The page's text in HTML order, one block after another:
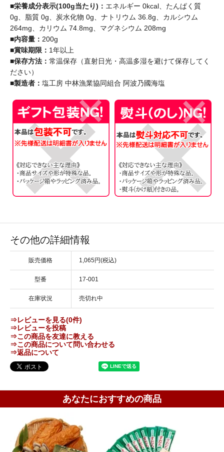
■栄養成分表示(100g当たり)： エネルギー 0kcal、たんぱく質
0g、脂質 0g、炭水化物 0g、ナトリウム 36.8g、カルシウム
264mg、カリウム 74.8mg、マグネシウム 208mg
■内容量： 200g
■賞味期限： 1年以上
■保存方法： 常温保存（直射日光・高温多湿を避けて保存してく
ださい）
■製造者： 塩工房 中林漁業協同組合 阿波乃國海塩
その他の詳細情報
販売価格 1,065円(税込)
型番 17-001
在庫状況 売切れ中
⇒レビューを見る(0件)
⇒レビューを投稿
⇒この商品を友達に教える
⇒この商品について問い合わせる
⇒返品について
あなたにおすすめの商品